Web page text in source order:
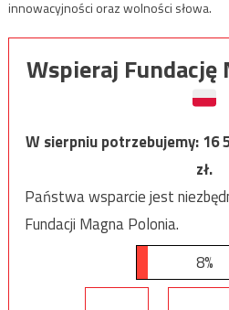
innowacyjności oraz wolności słowa.
Wspieraj Fundację
W sierpniu potrzebujemy:16
zł.
Państwa wsparcie jest
Fundacji Magna Polonia.
8%